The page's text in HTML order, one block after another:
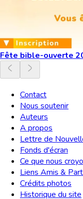
Fête bible-ouverte
Contact
Nous soutenir
Auteurs
A propos
Lettre de
Fonds d'écran
Ce que nous
Liens Amis &
Crédits photos
Historique du site